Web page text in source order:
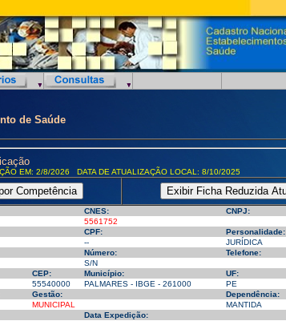
de Saúde
EM: 2/8/2026 DATA DE ATUALIZAÇÃO LOCAL: 8/10/2025
CNES:
CNPJ:
5561752
CPF:
Personalidade:
--
JURÍDICA
Número:
Telefone:
S/N
CEP: Município:
UF:
55540000 PALMARES - IBGE - 261000
PE
Gestão:
Dependência:
MUNICIPAL
MANTIDA
Data Expedição: